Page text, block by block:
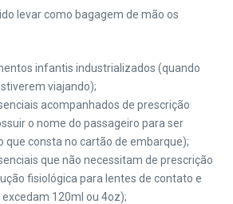
levar como bagagem de mão os
infantis industrializados (quando
viajando);
acompanhados de prescrição
o nome do passageiro para ser
que consta no cartão de embarque);
que não necessitam de prescrição
fisiológica para lentes de contato e
120ml ou 4oz);